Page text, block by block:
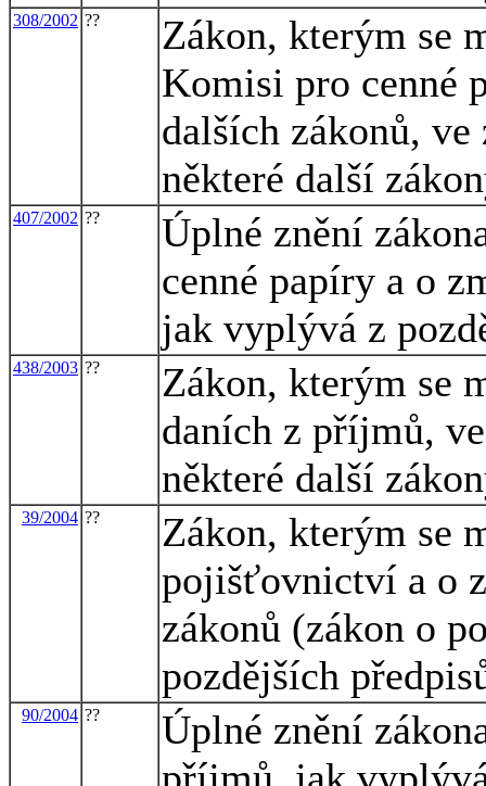
308/2002 ??
Zákon, kterým se
Komisi pro cenné
dalších zákonů,
některé další
407/2002 ??
Úplné znění
cenné papíry a o
jak vyplývá z
438/2003 ??
Zákon, kterým se
daních z příjmů,
některé další
39/2004 ??
Zákon, kterým se
pojišťovnictví a o
zákonů (zákon o
pozdějších
90/2004 ??
Úplné znění